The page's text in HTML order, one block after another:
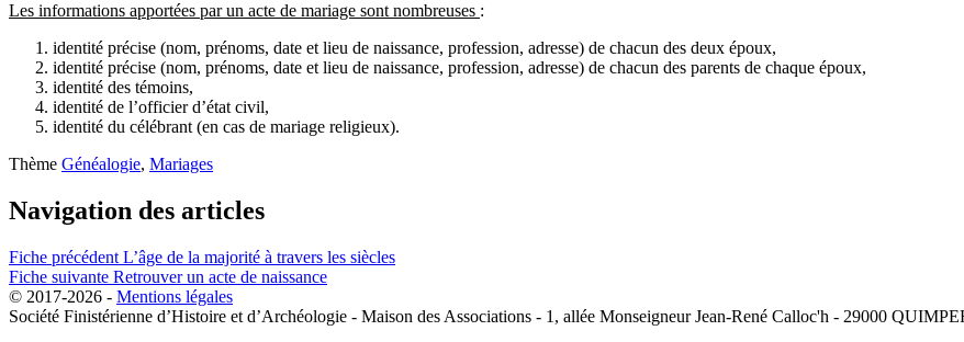
Les informations apportées par un acte de mariage sont nombreuses :
identité précise (nom, prénoms, date et lieu de naissance, profession, adresse) de chacun des deux époux,
identité précise (nom, prénoms, date et lieu de naissance, profession, adresse) de chacun des parents de chaque époux,
identité des témoins,
identité de l’officier d’état civil,
identité du célébrant (en cas de mariage religieux).
Thème Généalogie, Mariages
Navigation des articles
Fiche précédent L’âge de la majorité à travers les siècles
Fiche suivante Retrouver un acte de naissance
© 2017-2026 - Mentions légales
Société Finistérienne d’Histoire et d’Archéologie - Maison des Associations - 1, allée Monseigneur Jean-René Calloc'h - 29000